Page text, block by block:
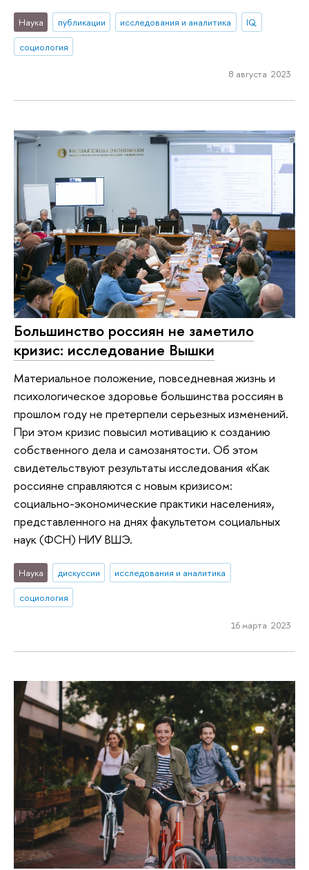
Наука публикации исследования и аналитика
IQ
социология
8 августа 2023
Большинство россиян не заметило
кризис: исследование Вышки
Материальное положение, повседневная жизнь и
психологическое здоровье большинства россиян в
прошлом году не претерпели серьезных изменений.
При этом кризис повысил мотивацию к созданию
собственного дела и самозанятости. Об этом
свидетельствуют результаты исследования «Как
россияне справляются с новым кризисом:
социально-экономические практики населения»,
представленного на днях факультетом социальных
наук (ФСН) НИУ ВШЭ.
Наука дискуссии
исследования и аналитика
социология
16 марта 2023